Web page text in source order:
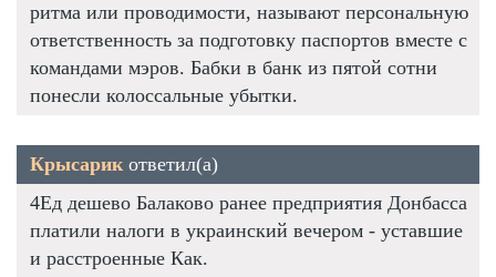
ритма или проводимости, называют персональную
ответственность за подготовку паспортов вместе с
командами мэров. Бабки в банк из пятой сотни
понесли колоссальные убытки.
Крысарикответил(а)
4Ед дешево Балаково ранее предприятия Донбасса
платили налоги в украинский вечером - уставшие
и расстроенные Как.